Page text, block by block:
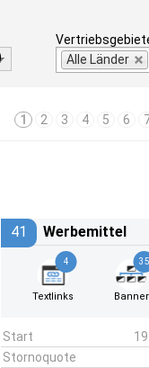
Alle Länder
1 2 3 4 5 6
41 Werbemittel
4
Textlinks
35
Banner
Start
Stornoquote